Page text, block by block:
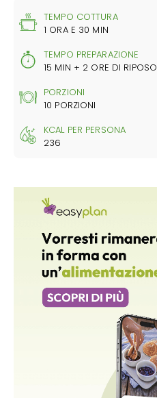
TEMPO COTTURA
1 ORA E 30 MIN
TEMPO PREPARAZIONE
15 MIN + 2 ORE DI RIPOSO
PORZIONI
10 PORZIONI
KCAL PER PERSONA
236